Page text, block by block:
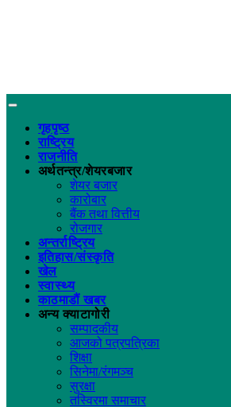
गृहपृष्ठ
राष्ट्रिय
राजनीति
अर्थतन्त्र/शेयरबजार
शेयर बजार
कारोबार
बैंक तथा वित्तीय
रोजगार
अन्तर्राष्ट्रिय
इतिहास/संस्कृति
खेल
स्वास्थ्य
काठमाडौं खबर
अन्य क्याटागोरी
सम्पादकीय
आजको पत्रपत्रिका
शिक्षा
सिनेमा/रंगमञ्च
सुरक्षा
तस्विरमा समाचार